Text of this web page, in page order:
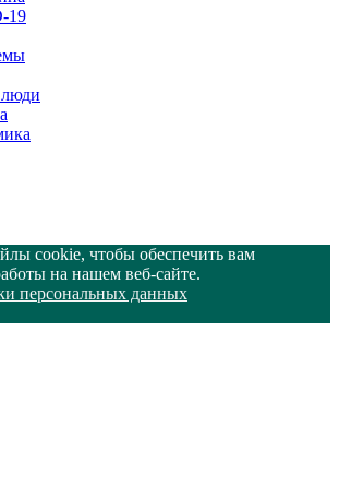
19
cookie, чтобы обеспечить вам
на нашем веб-сайте.
персональных данных